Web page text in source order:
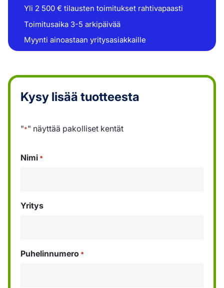
Yli 2 500 € tilausten toimitukset rahtivapaasti
Toimitusaika 3-5 arkipäivää
Myynti ainoastaan yritysasiakkaille
Kysy lisää tuotteesta
"*" näyttää pakolliset kentät
Nimi *
Yritys
Puhelinnumero *